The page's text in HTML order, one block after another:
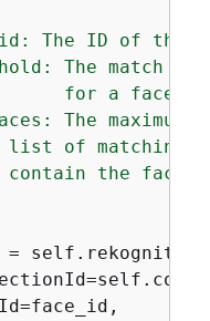
The ID of the
The match
for a face
The maximum
of matching
the face